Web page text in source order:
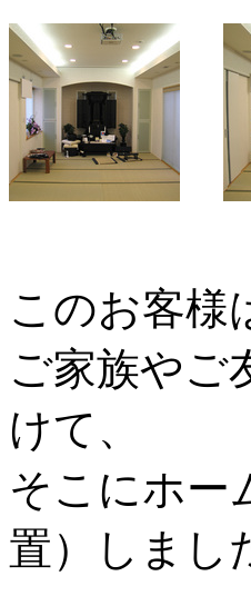
このお客様
ご家族やご
けて、
そこにホー
置）しまし